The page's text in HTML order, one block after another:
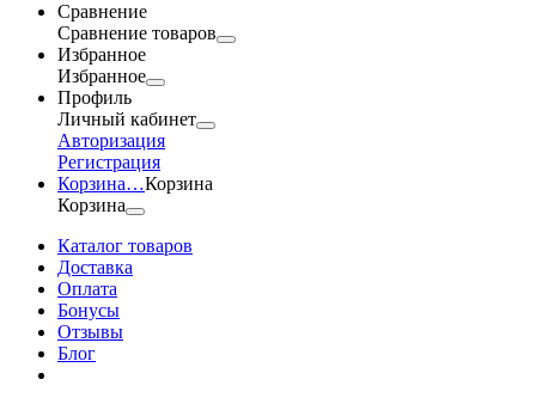
Сравнение
Сравнение товаров
Избранное
Избранное
Профиль
Личный кабинет
Авторизация
Регистрация
Корзина…Корзина
Корзина
Каталог товаров
Доставка
Оплата
Бонусы
Отзывы
Блог